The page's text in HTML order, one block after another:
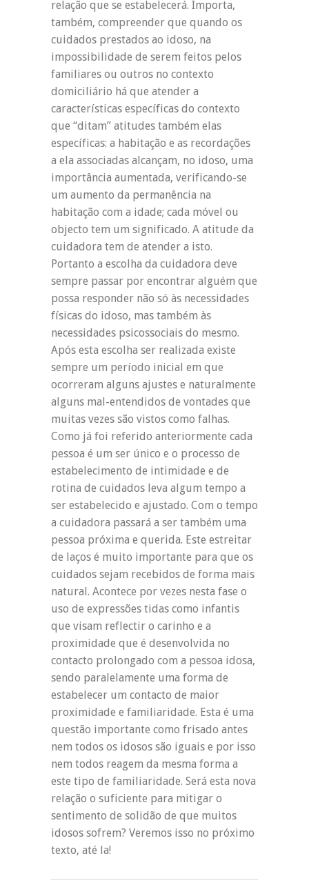
relação que se estabelecerá. Importa,
também, compreender que quando os
cuidados prestados ao idoso, na
impossibilidade de serem feitos pelos
familiares ou outros no contexto
domiciliário há que atender a
características específicas do contexto
que “ditam” atitudes também elas
específicas: a habitação e as recordações
a ela associadas alcançam, no idoso, uma
importância aumentada, verificando-se
um aumento da permanência na
habitação com a idade; cada móvel ou
objecto tem um significado. A atitude da
cuidadora tem de atender a isto.
Portanto a escolha da cuidadora deve
sempre passar por encontrar alguém que
possa responder não só às necessidades
físicas do idoso, mas também às
necessidades psicossociais do mesmo.
Após esta escolha ser realizada existe
sempre um período inicial em que
ocorreram alguns ajustes e naturalmente
alguns mal-entendidos de vontades que
muitas vezes são vistos como falhas.
Como já foi referido anteriormente cada
pessoa é um ser único e o processo de
estabelecimento de intimidade e de
rotina de cuidados leva algum tempo a
ser estabelecido e ajustado. Com o tempo
a cuidadora passará a ser também uma
pessoa próxima e querida. Este estreitar
de laços é muito importante para que os
cuidados sejam recebidos de forma mais
natural. Acontece por vezes nesta fase o
uso de expressões tidas como infantis
que visam reflectir o carinho e a
proximidade que é desenvolvida no
contacto prolongado com a pessoa idosa,
sendo paralelamente uma forma de
estabelecer um contacto de maior
proximidade e familiaridade. Esta é uma
questão importante como frisado antes
nem todos os idosos são iguais e por isso
nem todos reagem da mesma forma a
este tipo de familiaridade. Será esta nova
relação o suficiente para mitigar o
sentimento de solidão de que muitos
idosos sofrem? Veremos isso no próximo
texto, até la!